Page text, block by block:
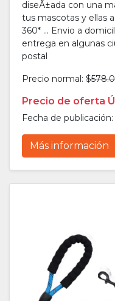
diseÃ±ada con una
tus mascotas y ellas
360* ... Envio a
entrega en algunas
postal
Precio normal:
Precio de oferta
Fecha de
Más información